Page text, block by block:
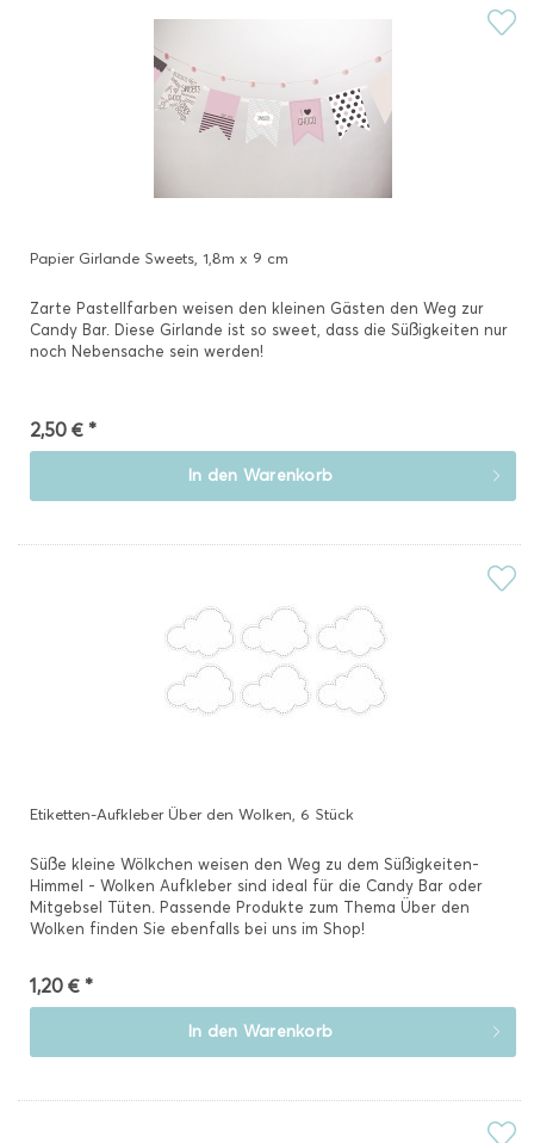
Papier Girlande Sweets, 1,8m x 9 cm
Zarte Pastellfarben weisen den kleinen Gästen den Weg zur
Candy Bar. Diese Girlande ist so sweet, dass die Süßigkeiten nur
noch Nebensache sein werden!
2,50 € *
In den Warenkorb
Etiketten-Aufkleber Über den Wolken, 6 Stück
Süße kleine Wölkchen weisen den Weg zu dem Süßigkeiten-
Himmel - Wolken Aufkleber sind ideal für die Candy Bar oder
Mitgebsel Tüten. Passende Produkte zum Thema Über den
Wolken finden Sie ebenfalls bei uns im Shop!
1,20 € *
In den Warenkorb